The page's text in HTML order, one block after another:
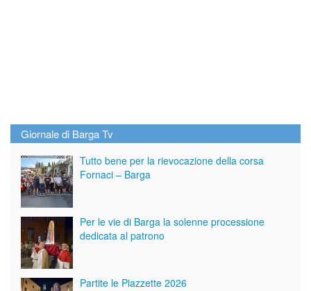
Giornale di Barga Tv
Tutto bene per la rievocazione della corsa
Fornaci – Barga
Per le vie di Barga la solenne processione
dedicata al patrono
Partite le Piazzette 2026